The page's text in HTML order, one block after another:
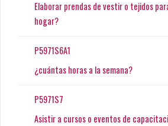
Elaborar prendas de vestir o tejidos
hogar?
P5971S6A1
¿cuántas horas a la semana?
P5971S7
Asistir a cursos o eventos de